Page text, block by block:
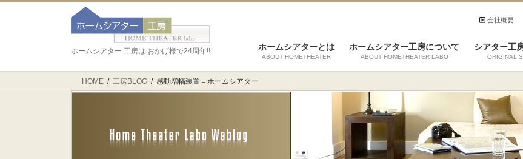
会社概要
ホームシアター 工房は おかげ様で24周年!! ホームシアターとは
ABOUT HOMETHEATER
ホームシアター工房について
ABOUT HOMETHEATER LABO
シアター工
ORIGINAL
HOME 工房BLOG 感動増幅装置＝ホームシアター